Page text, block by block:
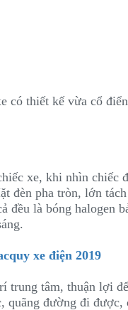
có thiết kế vừa cổ
xe, khi nhìn chiếc
đèn pha tròn, lớn
đều là bóng halogen
xe điện 2019
tâm, thuận lợi
quãng đường đi